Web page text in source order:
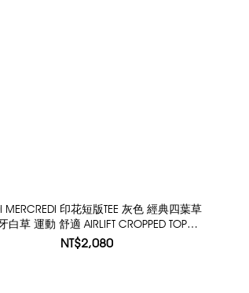
MERCREDI 印花短版TEE 灰色 經典四葉草
白草 運動 舒適 AIRLIFT CROPPED TOP
CLOVERMARDI
NT$2,080